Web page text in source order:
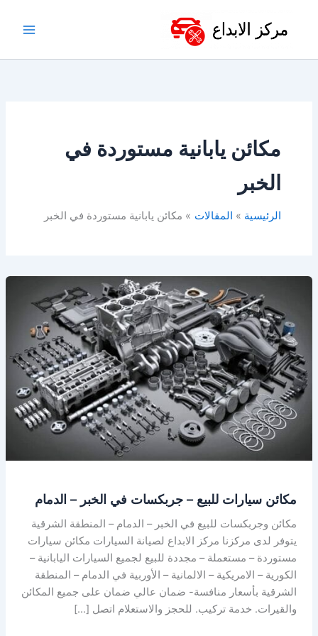
مكائن يابانية مستوردة في
الخبر
الرئيسية المقالات مكائن يابانية مستوردة في الخبر
مكائن سيارات للبيع – جربكسات في الخبر – الدمام
مكائن وجربكسات للبيع في الخبر – الدمام – المنطقة الشرقية
يتوفر لدى مركزنا مركز الابداع لصيانة السيارات مكائن سيارات
مستوردة – مستعملة – مجددة للبيع لجميع السيارات اليابانية –
الكورية – الامريكية – الالمانية – الأوربية في الدمام – المنطقة
الشرقية بأسعار منافسة- ضمان عالي ضمان على جميع المكائن
والقيرات. خدمة تركيب. للحجز والاستعلام اتصل […]
سيارات
للبيع
–
جربكسات
في
الخبر
–
الدمام